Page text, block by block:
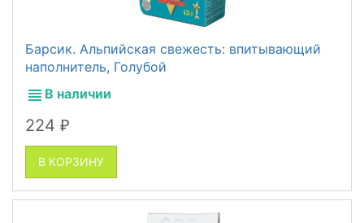
Барсик. Альпийская свежесть: впитывающий
наполнитель, Голубой
В наличии
224 ₽
В КОРЗИНУ